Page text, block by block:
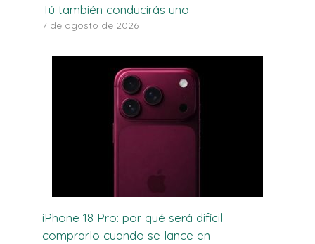
Tú también conducirás uno
7 de agosto de 2026
iPhone 18 Pro: por qué será difícil
comprarlo cuando se lance en